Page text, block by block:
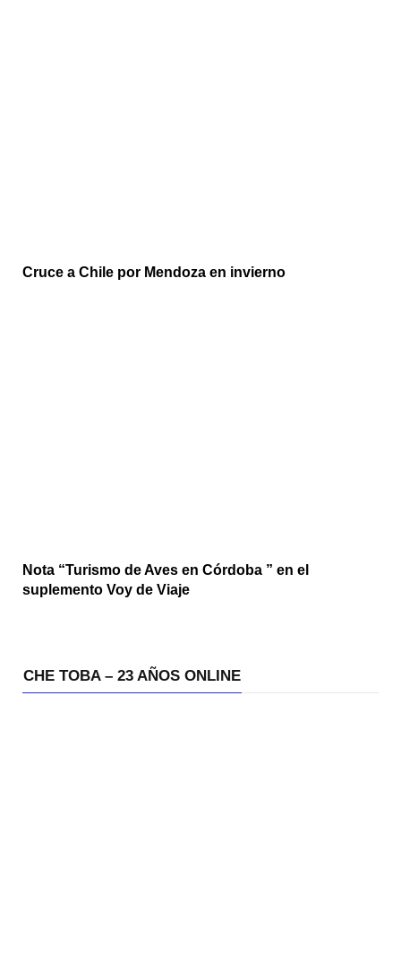
Cruce a Chile por Mendoza en invierno
Nota “Turismo de Aves en Córdoba ” en el
suplemento Voy de Viaje
CHE TOBA – 23 AÑOS ONLINE